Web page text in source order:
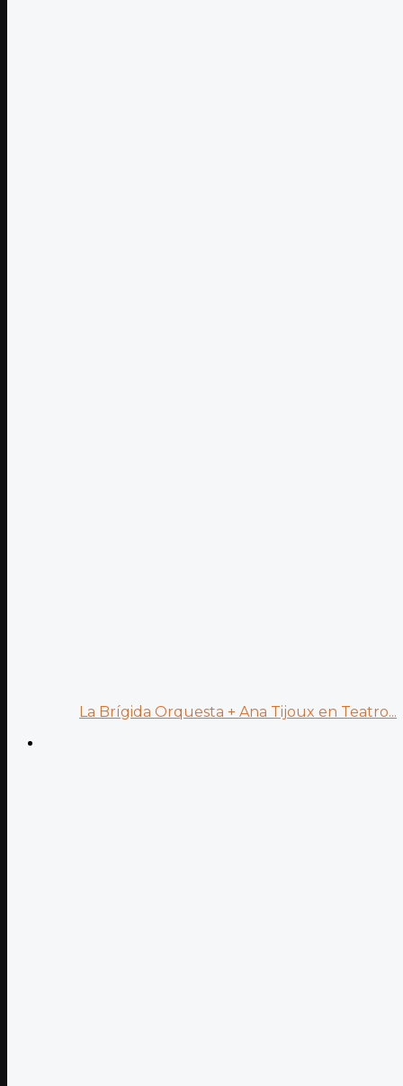
La Brígida Orquesta + Ana Tijoux en Teatro...